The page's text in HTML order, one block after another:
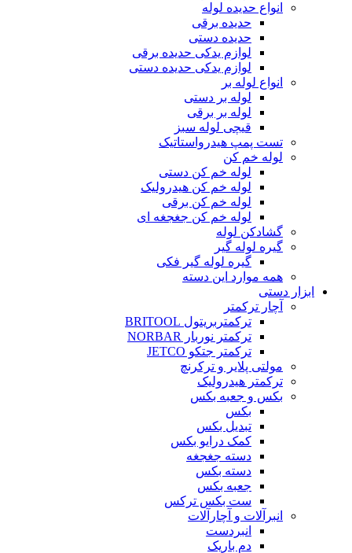
انواع حدیده لوله
حدیده برقی
حدیده دستی
لوازم یدکی حدیده برقی
لوازم یدکی حدیده دستی
انواع لوله بر
لوله بر دستی
لوله بر برقی
قیچی لوله سبز
تست پمپ هیدرواستاتیک
لوله خم کن
لوله خم کن دستی
لوله خم کن هیدرولیک
لوله خم کن برقی
لوله خم کن جغجغه ای
گشادکن لوله
گیره لوله گیر
گیره لوله گیر فکی
همه موارد این دسته
ابزار دستی
آچار ترکمتر
ترکمتربریتول BRITOOL
ترکمتر نوربار NORBAR
ترکمتر جتکو JETCO
مولتی پلایر و ترکرنچ
ترکمتر هیدرولیک
بکس و جعبه بکس
بکس
تبدیل بکس
کمک درایو بکس
دسته جغجغه
دسته بکس
جعبه بکس
ست بکس ترکس
انبرآلات و آچارآلات
انبردست
دم باریک